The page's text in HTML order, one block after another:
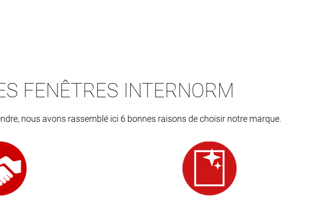
FENÊTRES INTERNORM
nous avons rassemblé ici 6 bonnes raisons de choisir notre marque.